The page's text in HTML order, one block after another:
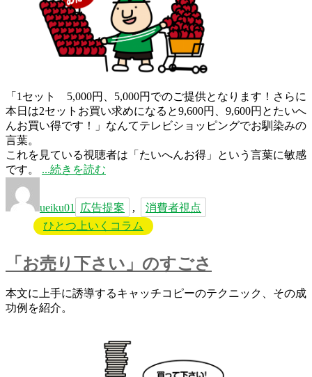
「1セット 5,000円、5,000円でのご提供となります！さらに
本日は2セットお買い求めになると9,600円、9,600円とたいへ
んお買い得です！」なんてテレビショッピングでお馴染みの
言葉。
これを見ている視聴者は「たいへんお得」という言葉に敏感
です。
“そ
得」、
ち
っ
と
待
っ
て！”
続きを読む
者
ueiku01
グ
広告提案
,
消費者視点
ひとつ上いくコラム
「お売り下さい」のすごさ
本文に上手に誘導するキャッチコピーのテクニック、その成
功例を紹介。